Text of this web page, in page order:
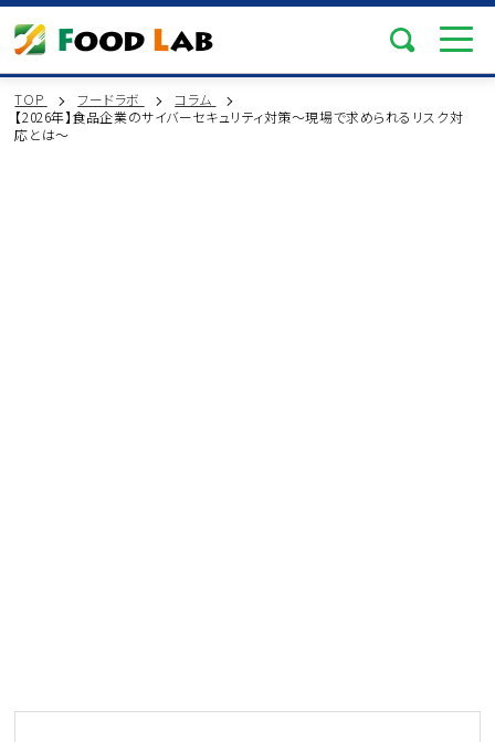
TOP フードラボ
コラム
【2026年】食品企業のサイバーセキュリティ対策～現場で求められるリスク対
応とは～